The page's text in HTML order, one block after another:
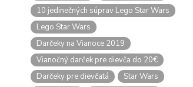
10 jedinečných súprav Lego Star Wars
Lego Star Wars
Darčeky na Vianoce 2019
Vianočný darček pre dievča do 20€
Darčeky pre dievčatá
Star Wars